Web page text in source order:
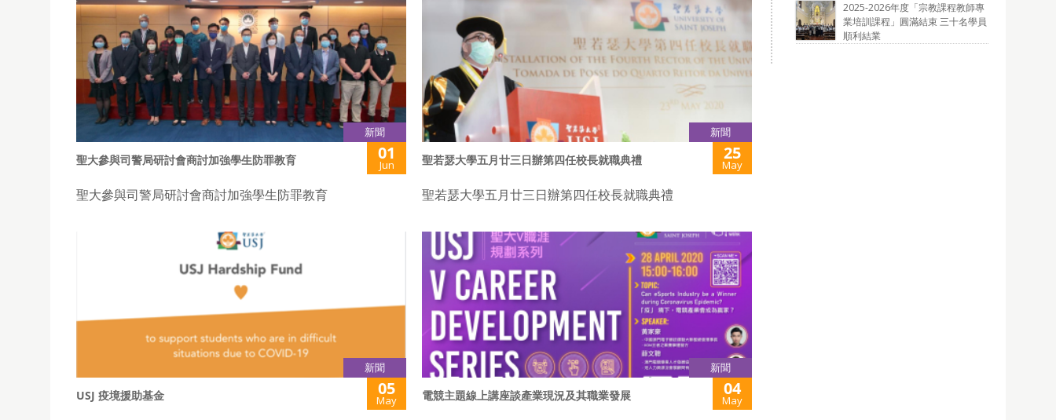
新聞
聖大參與司警局研討會商討加強學生防罪教育 01
Jun
聖大參與司警局研討會商討加強學生防罪教育
新聞
聖若瑟大學五月廿三日辦第四任校長就職典禮 25
May
聖若瑟大學五月廿三日辦第四任校長就職典禮
新聞
USJ 疫境援助基金 05
May
新聞
電競主題線上講座談產業現況及其職業發展 04
May
2025-2026年度「宗教課程教師專
業培訓課程」圓滿結束 三十名學員
順利結業